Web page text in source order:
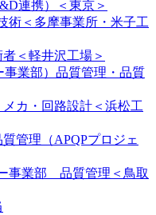
連携）＜東京＞
術＜多摩事業所・米子工
＜軽井沢工場＞
業部）品質管理・品質
カ・回路設計＜浜松工
管理（APQPプロジェ
事業部 品質管理＜鳥取